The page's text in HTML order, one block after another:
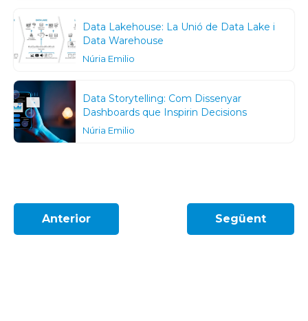
Data Lakehouse: La Unió de Data Lake i
Data Warehouse
Núria Emilio
Data Storytelling: Com Dissenyar
Dashboards que Inspirin Decisions
Núria Emilio
Anterior Següent